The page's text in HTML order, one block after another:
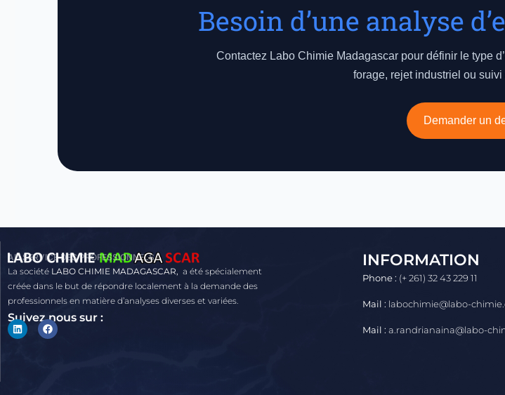
Besoin d’une analyse
Contactez Labo Chimie Madagascar pour définir le type
forage, rejet industriel ou
Demander un
AU SERVICE DES PROFESSIONNELS
La société LABO CHIMIE MADAGASCAR, a été spécialement
créée dans le but de répondre localement à la demande des
professionnels en matière d’analyses diverses et variées.
Suivez nous sur :
INFORMATION
Phone : (+ 261) 32 43 229 11
Mail : labochimie@labo-
Mail : a.randrianaina@labo-